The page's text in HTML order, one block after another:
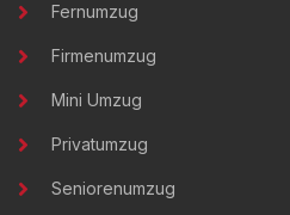
Fernumzug
Firmenumzug
Mini Umzug
Privatumzug
Seniorenumzug